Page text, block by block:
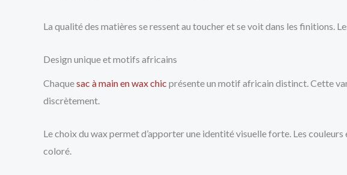
La qualité des matières se ressent au toucher et se voit dans les finitions.
Design unique et motifs africains
Chaquesac à main en wax chic présente un motif africain distinct. Cette
discrètement.
Le choix du wax permet d’apporter une identité visuelle forte. Les
coloré.